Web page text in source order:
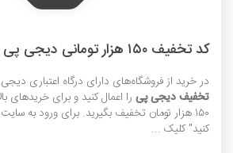
کد تخفیف ۱۵۰ هزار تومانی دیجی پی
در خرید از فروشگاه‌های دارای درگاه اعتباری
تخفیف دیجی پی
۱۵۰ هزار تومان تخفیف بگیرید. برای ورود به
کنید" کلیک ...